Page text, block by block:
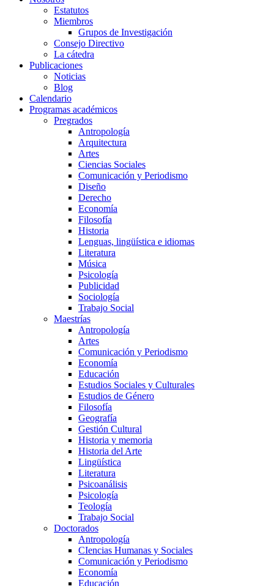
Estatutos
Miembros
Grupos de Investigación
Consejo Directivo
La cátedra
Publicaciones
Noticias
Blog
Calendario
Programas académicos
Pregrados
Antropología
Arquitectura
Artes
Ciencias Sociales
Comunicación y Periodismo
Diseño
Derecho
Economía
Filosofía
Historia
Lenguas, lingüística e idiomas
Literatura
Música
Psicología
Publicidad
Sociología
Trabajo Social
Maestrías
Antropología
Artes
Comunicación y Periodismo
Economía
Educación
Estudios Sociales y Culturales
Estudios de Género
Filosofía
Geografía
Gestión Cultural
Historia y memoria
Historia del Arte
Lingüística
Literatura
Psicoanálisis
Psicología
Teología
Trabajo Social
Doctorados
Antropología
CIencias Humanas y Sociales
Comunicación y Periodismo
Economía
Educación